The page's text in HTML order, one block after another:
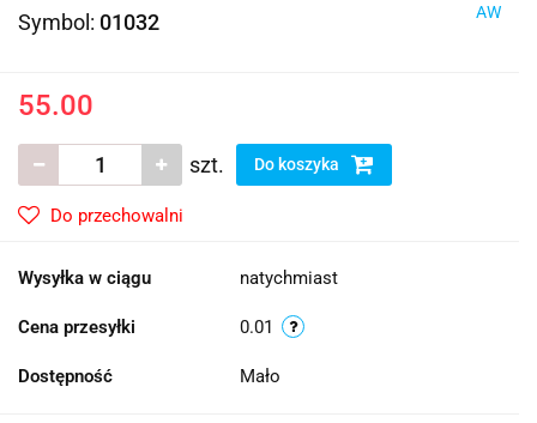
Symbol: 01032 AW
55.00
szt. Do koszyka
Do przechowalni
Wysyłka w ciągu natychmiast
Cena przesyłki 0.01
Dostępność Mało